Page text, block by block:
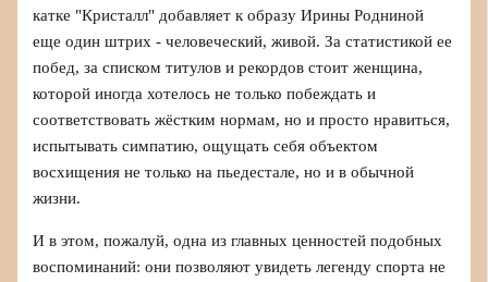
катке "Кристалл" добавляет к образу Ирины Родниной
еще один штрих - человеческий, живой. За статистикой ее
побед, за списком титулов и рекордов стоит женщина,
которой иногда хотелось не только побеждать и
соответствовать жёстким нормам, но и просто нравиться,
испытывать симпатию, ощущать себя объектом
восхищения не только на пьедестале, но и в обычной
жизни.
И в этом, пожалуй, одна из главных ценностей подобных
воспоминаний: они позволяют увидеть легенду спорта не